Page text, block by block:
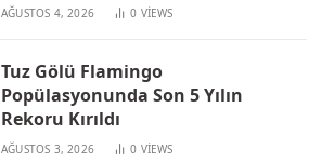
AĞUSTOS 4, 2026 0 VIEWS
Tuz Gölü Flamingo
Popülasyonunda Son 5 Yılın
Rekoru Kırıldı
AĞUSTOS 3, 2026 0 VIEWS